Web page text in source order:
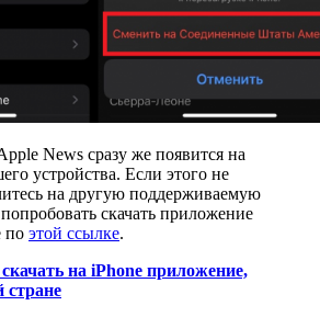
News сразу же появится на
устройства. Если этого не
на другую поддерживаемую
скачать приложение
по этой ссылке.
на iPhone приложение,
стране